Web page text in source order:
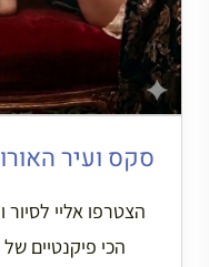
סקס ועיר
הצטרפו אליי
הכי פיקנטיים